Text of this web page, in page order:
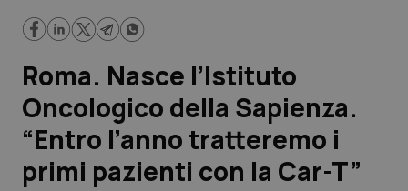
Regioni e Asl
Lavoro e Professioni
Scienza e Farmaci
Studi e Analisi
Roma. Nasce l’Istituto
Oncologico della Sapienza.
“Entro l’anno tratteremo i
primi pazienti con la Car-T”